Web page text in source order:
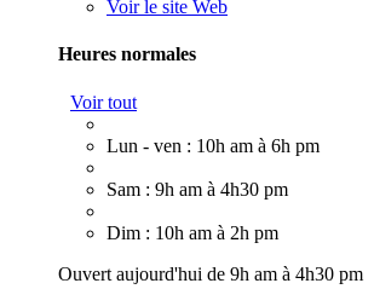
Voir le site Web
Heures normales
Voir tout
Lun - ven : 10h am à 6h pm
Sam : 9h am à 4h30 pm
Dim : 10h am à 2h pm
Ouvert aujourd'hui de 9h am à 4h30 pm